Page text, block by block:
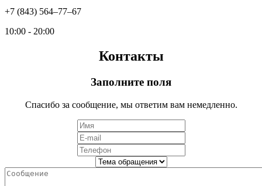
+7 (843) 564‒77‒67
10:00 - 20:00
Контакты
Заполните поля
Спасибо за сообщение, мы ответим вам немедленно.